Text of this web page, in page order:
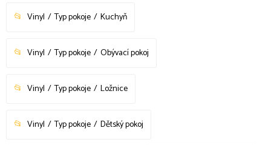
Vinyl Typ pokoje Kuchyň
Vinyl Typ pokoje Obývací pokoj
Vinyl Typ pokoje Ložnice
Vinyl Typ pokoje Dětský pokoj